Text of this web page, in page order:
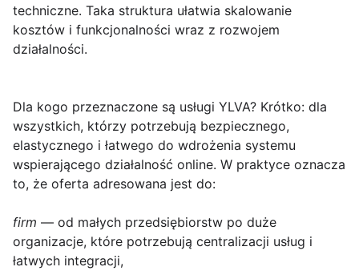
techniczne. Taka struktura ułatwia skalowanie
kosztów i funkcjonalności wraz z rozwojem
działalności.
Dla kogo przeznaczone są usługi YLVA? Krótko: dla
wszystkich, którzy potrzebują bezpiecznego,
elastycznego i łatwego do wdrożenia systemu
wspierającego działalność online. W praktyce oznacza
to, że oferta adresowana jest do:
firm — od małych przedsiębiorstw po duże
organizacje, które potrzebują centralizacji usług i
łatwych integracji,